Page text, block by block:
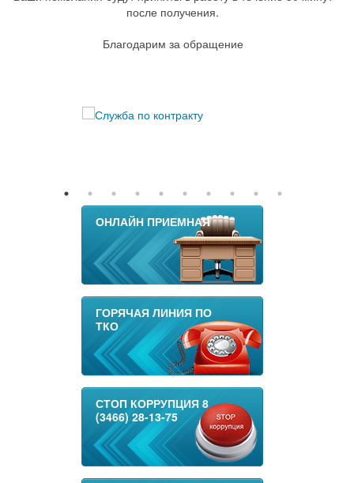
после получения.
Благодарим за обращение
ОНЛАЙН ПРИЕМНАЯ
ГОРЯЧАЯ ЛИНИЯ ПО
ТКО
СТОП КОРРУПЦИЯ 8
(3466) 28-13-75